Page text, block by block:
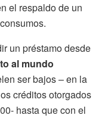
el respaldo de un
un préstamo desde
al mundo
ser bajos – en la
créditos otorgados
hasta que con el